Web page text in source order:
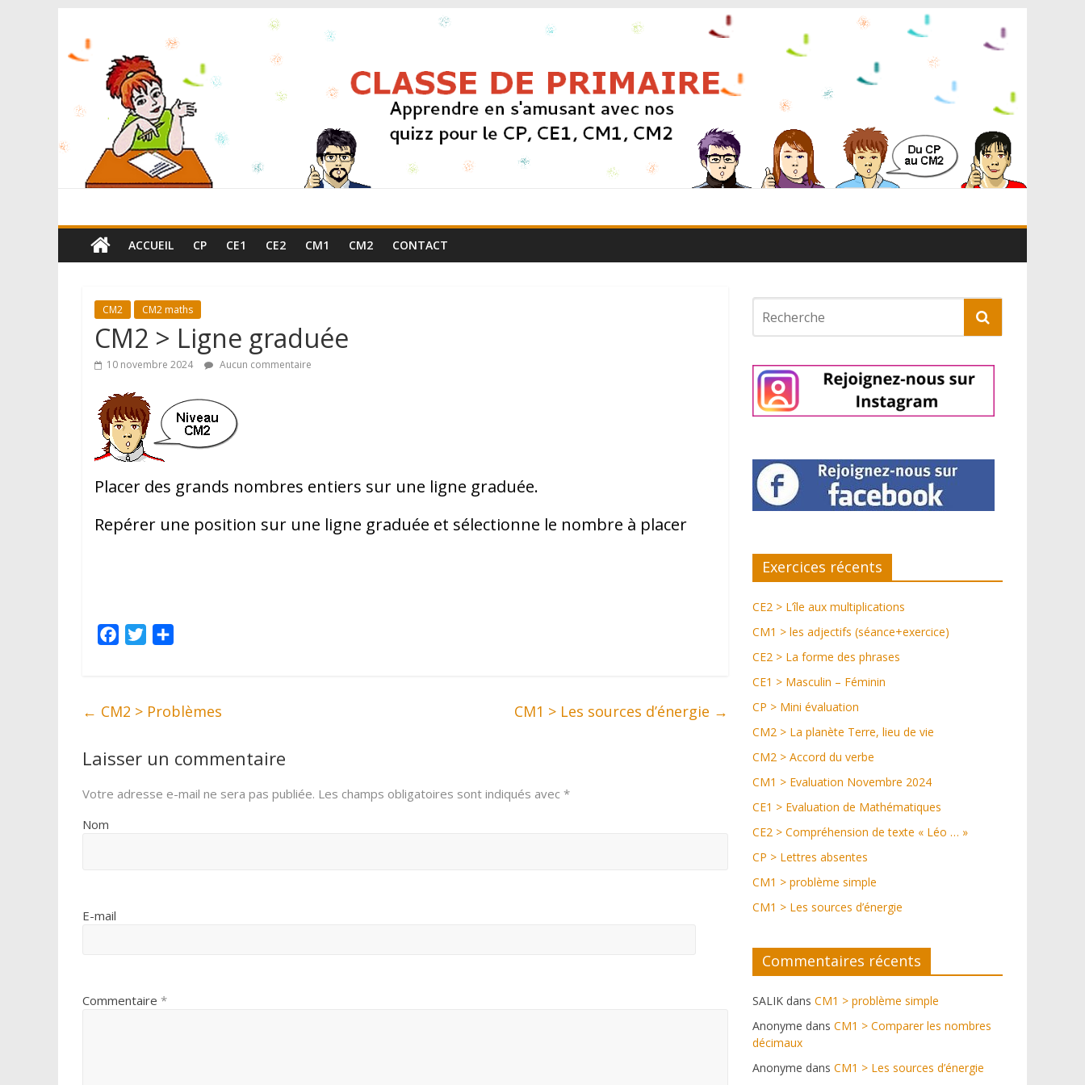
ACCUEIL CP CE1 CE2 CM1 CM2 CONTACT
CM2 CM2 maths
CM2 > Ligne graduée
10 novembre 2024 Aucun commentaire
Placer des grands nombres entiers sur une ligne graduée.
Repérer une position sur une ligne graduée et sélectionne le nombre à placer
b
o
t
r
a
e
← CM2 > Problèmes CM1 > Les sources d’énergie →
Laisser un commentaire
Votre adresse e-mail ne sera pas publiée. Les champs obligatoires sont indiqués avec *
Nom
E-mail
Commentaire *
Exercices récents
CE2 > L’île aux multiplications
CM1 > les adjectifs (séance+exercice)
CE2 > La forme des phrases
CE1 > Masculin – Féminin
CP > Mini évaluation
CM2 > La planète Terre, lieu de vie
CM2 > Accord du verbe
CM1 > Evaluation Novembre 2024
CE1 > Evaluation de Mathématiques
CE2 > Compréhension de texte « Léo … »
CP > Lettres absentes
CM1 > problème simple
CM1 > Les sources d’énergie
Commentaires récents
SALIK dans CM1 > problème simple
Anonyme dans CM1 > Comparer les nombres
décimaux
Anonyme dans CM1 > Les sources d’énergie